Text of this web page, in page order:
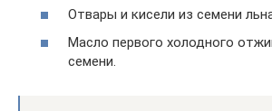
Отвары и кисели из семени
Масло первого холодного
семени.